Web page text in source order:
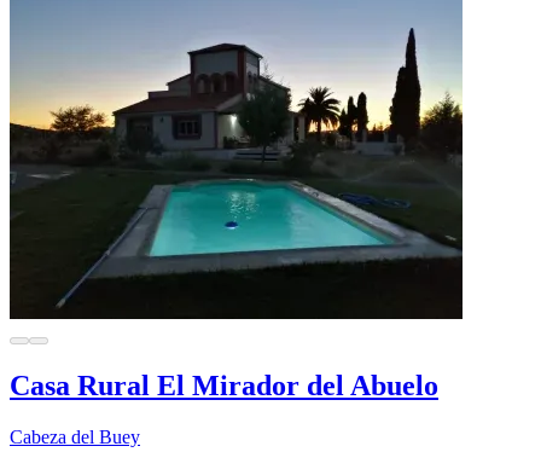
Casa Rural El Mirador del Abuelo
Cabeza del Buey